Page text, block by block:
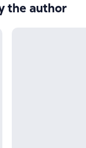
the author